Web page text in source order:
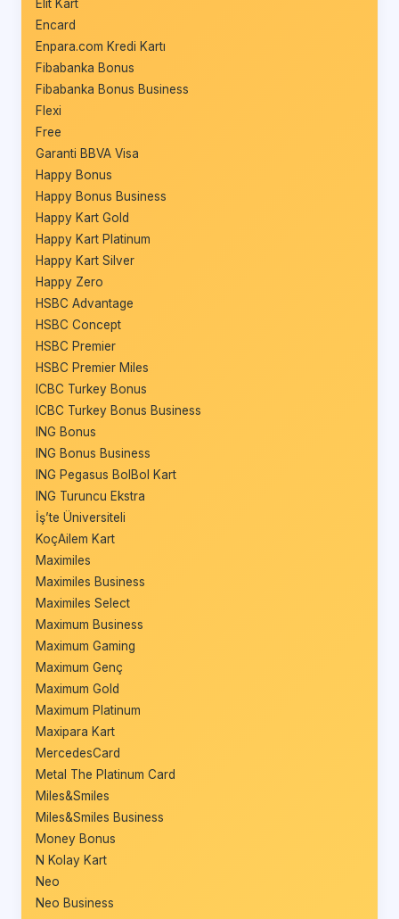
Elit Kart
Encard
Enpara.com Kredi Kartı
Fibabanka Bonus
Fibabanka Bonus Business
Flexi
Free
Garanti BBVA Visa
Happy Bonus
Happy Bonus Business
Happy Kart Gold
Happy Kart Platinum
Happy Kart Silver
Happy Zero
HSBC Advantage
HSBC Concept
HSBC Premier
HSBC Premier Miles
ICBC Turkey Bonus
ICBC Turkey Bonus Business
ING Bonus
ING Bonus Business
ING Pegasus BolBol Kart
ING Turuncu Ekstra
İş’te Üniversiteli
KoçAilem Kart
Maximiles
Maximiles Business
Maximiles Select
Maximum Business
Maximum Gaming
Maximum Genç
Maximum Gold
Maximum Platinum
Maxipara Kart
MercedesCard
Metal The Platinum Card
Miles&Smiles
Miles&Smiles Business
Money Bonus
N Kolay Kart
Neo
Neo Business